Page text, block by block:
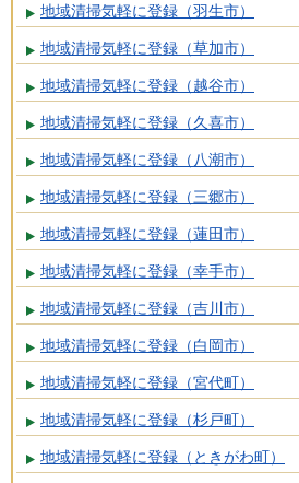
地域清掃気軽に登録（羽生市）
地域清掃気軽に登録（草加市）
地域清掃気軽に登録（越谷市）
地域清掃気軽に登録（久喜市）
地域清掃気軽に登録（八潮市）
地域清掃気軽に登録（三郷市）
地域清掃気軽に登録（蓮田市）
地域清掃気軽に登録（幸手市）
地域清掃気軽に登録（吉川市）
地域清掃気軽に登録（白岡市）
地域清掃気軽に登録（宮代町）
地域清掃気軽に登録（杉戸町）
地域清掃気軽に登録（ときがわ町）